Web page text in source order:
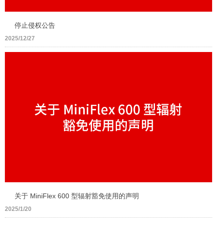
停止侵权公告
2025/12/27
关于 MiniFlex 600 型辐射豁免使用的声明
2025/1/20